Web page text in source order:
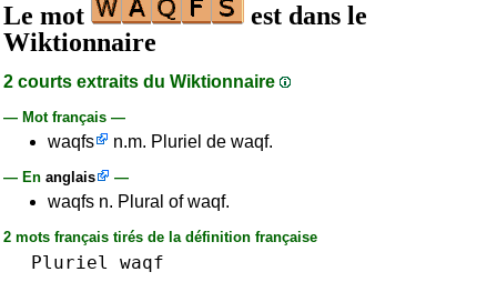
Le mot
est dans le
Wiktionnaire
2 courts extraits du Wiktionnaire
— Mot français —
waqfs n.m. Pluriel de waqf.
— En anglais —
waqfs n. Plural of waqf.
2 mots français tirés de la définition française
Pluriel waqf